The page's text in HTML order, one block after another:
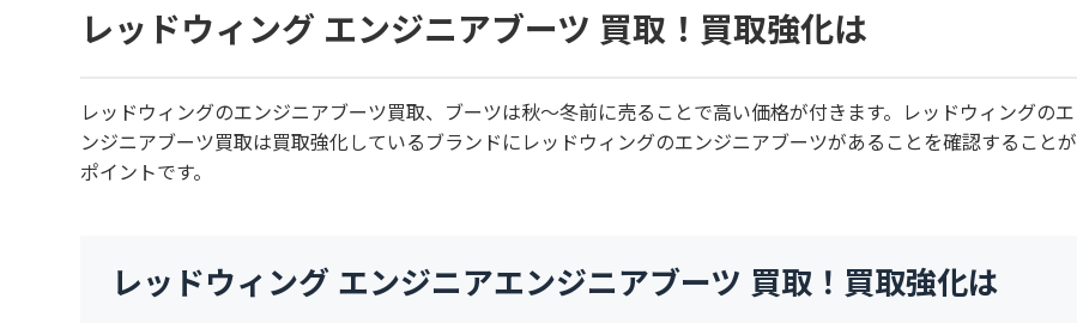
レッドウィング エンジニアブーツ 買取！買取強化は
レッドウィングのエンジニアブーツ買取、ブーツは秋～冬前に売ることで高い価格が付きます。レッドウィングのエ
ンジニアブーツ買取は買取強化しているブランドにレッドウィングのエンジニアブーツがあることを確認することが
ポイントです。
レッドウィング エンジニアエンジニアブーツ 買取！買取強化は